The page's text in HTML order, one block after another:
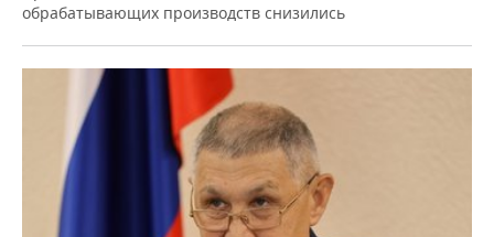
обрабатывающих производств снизились